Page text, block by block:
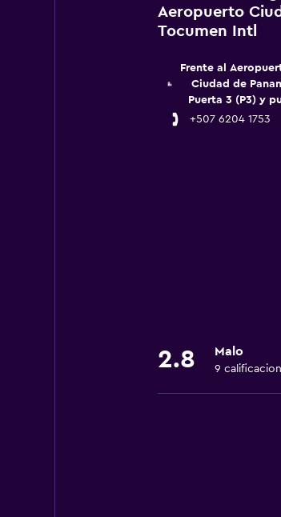
Aeropuerto
Tocumen Intl
Frente al
Ciudad de
Puerta 3 (P3) y
+507 6204 1753
2.8 Malo
9